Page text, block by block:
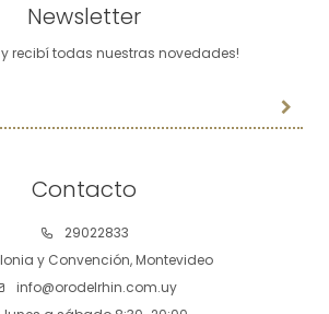
Contacto
29022833
y Convención, Montevideo
info@orodelrhin.com.uy
Newsletter
y recibí todas nuestras novedades!